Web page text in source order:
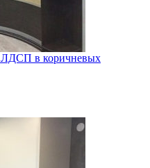
ЛДСП в коричневых